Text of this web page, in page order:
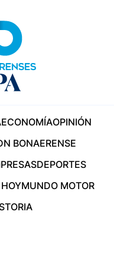
ECONOMÍAOPINIÓN
BONAERENSE
DEPORTES
MUNDO MOTOR